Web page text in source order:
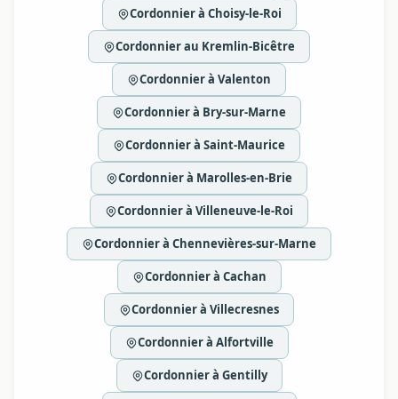
Cordonnier à Choisy-le-Roi
Cordonnier au Kremlin-Bicêtre
Cordonnier à Valenton
Cordonnier à Bry-sur-Marne
Cordonnier à Saint-Maurice
Cordonnier à Marolles-en-Brie
Cordonnier à Villeneuve-le-Roi
Cordonnier à Chennevières-sur-Marne
Cordonnier à Cachan
Cordonnier à Villecresnes
Cordonnier à Alfortville
Cordonnier à Gentilly